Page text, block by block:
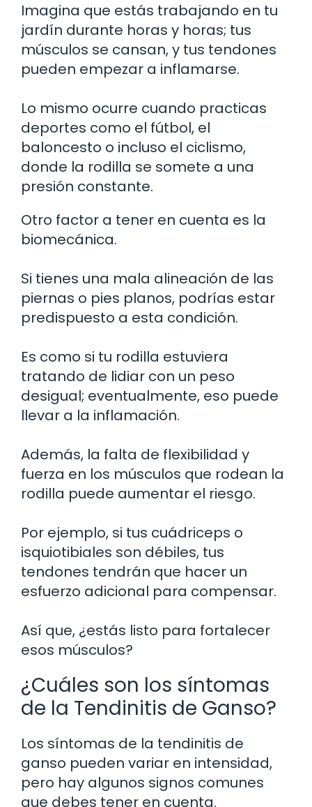
Imagina que estás trabajando en tu
jardín durante horas y horas; tus
músculos se cansan, y tus tendones
pueden empezar a inflamarse.
Lo mismo ocurre cuando practicas
deportes como el fútbol, el
baloncesto o incluso el ciclismo,
donde la rodilla se somete a una
presión constante.
Otro factor a tener en cuenta es la
biomecánica.
Si tienes una mala alineación de las
piernas o pies planos, podrías estar
predispuesto a esta condición.
Es como si tu rodilla estuviera
tratando de lidiar con un peso
desigual; eventualmente, eso puede
llevar a la inflamación.
Además, la falta de flexibilidad y
fuerza en los músculos que rodean la
rodilla puede aumentar el riesgo.
Por ejemplo, si tus cuádriceps o
isquiotibiales son débiles, tus
tendones tendrán que hacer un
esfuerzo adicional para compensar.
Así que, ¿estás listo para fortalecer
esos músculos?
¿Cuáles son los síntomas
de la Tendinitis de Ganso?
Los síntomas de la tendinitis de
ganso pueden variar en intensidad,
pero hay algunos signos comunes
que debes tener en cuenta.